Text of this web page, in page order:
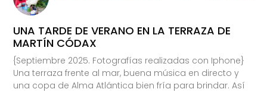
UNA TARDE DE VERANO EN LA TERRAZA DE
MARTÍN CÓDAX
{Septiembre 2025. Fotografías realizadas con Iphone}
Una terraza frente al mar, buena música en directo y
una copa de Alma Atlántica bien fría para brindar. Así